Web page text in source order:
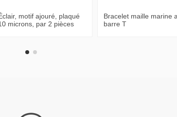
motif ajouré, plaqué
microns, par 2 pièces
Bracelet maille marine
barre T